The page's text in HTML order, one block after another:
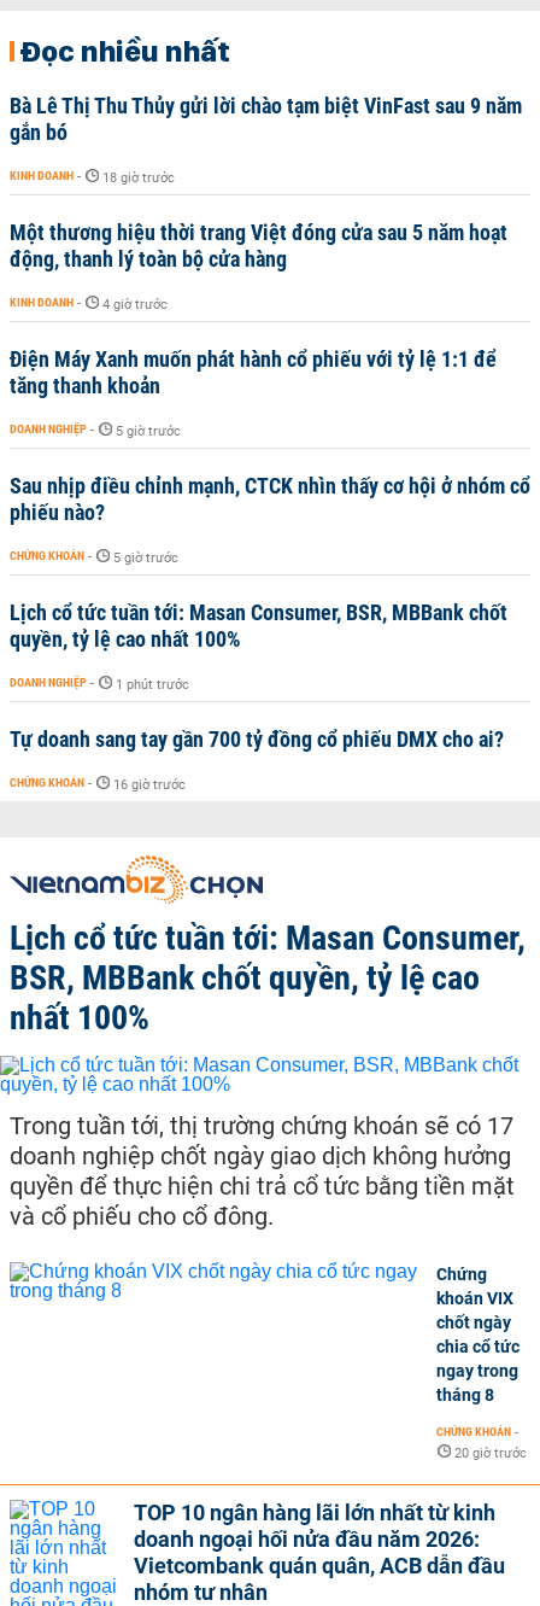
Đọc nhiều nhất
Bà Lê Thị Thu Thủy gửi lời chào tạm biệt VinFast sau 9 năm
gắn bó
KINH DOANH - 18 giờ trước
Một thương hiệu thời trang Việt đóng cửa sau 5 năm hoạt
động, thanh lý toàn bộ cửa hàng
KINH DOANH - 4 giờ trước
Điện Máy Xanh muốn phát hành cổ phiếu với tỷ lệ 1:1 để
tăng thanh khoản
DOANH NGHIỆP - 5 giờ trước
Sau nhịp điều chỉnh mạnh, CTCK nhìn thấy cơ hội ở nhóm cổ
phiếu nào?
CHỨNG KHOÁN - 5 giờ trước
Lịch cổ tức tuần tới: Masan Consumer, BSR, MBBank chốt
quyền, tỷ lệ cao nhất 100%
DOANH NGHIỆP - 1 phút trước
Tự doanh sang tay gần 700 tỷ đồng cổ phiếu DMX cho ai?
CHỨNG KHOÁN - 16 giờ trước
Lịch cổ tức tuần tới: Masan Consumer,
BSR, MBBank chốt quyền, tỷ lệ cao
nhất 100%
Trong tuần tới, thị trường chứng khoán sẽ có 17
doanh nghiệp chốt ngày giao dịch không hưởng
quyền để thực hiện chi trả cổ tức bằng tiền mặt
và cổ phiếu cho cổ đông.
Chứng
khoán VIX
chốt ngày
chia cổ tức
ngay trong
tháng 8
CHỨNG KHOÁN -
20 giờ trước
TOP 10 ngân hàng lãi lớn nhất từ kinh
doanh ngoại hối nửa đầu năm 2026:
Vietcombank quán quân, ACB dẫn đầu
nhóm tư nhân